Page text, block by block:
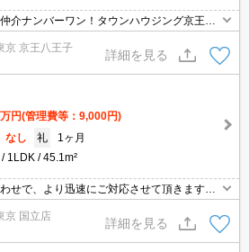
介ナンバーワン！タウンハウジング京王八
場もございますので車でのご来店も大歓迎
京 京王八王子
詳細を見る
万円(管理費等：9,000円)
なし 礼
1ヶ月
1LDK 45.1m²
せで、より迅速にご対応させて頂きます～
グ【国立店】まで～
京 国立店
詳細を見る